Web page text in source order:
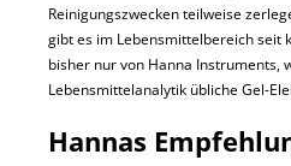
Reinigungszwecken teilweise
gibt es im Lebensmittelbereich seit
bisher nur von Hanna Instruments,
Lebensmittelanalytik übliche Gel-
Hannas